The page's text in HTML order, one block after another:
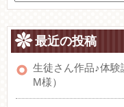
最近の投稿
生徒さん作品♪体
M様）